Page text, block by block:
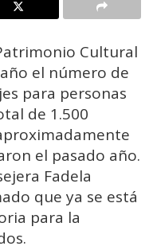
Cultural
el número de
para personas
de 1.500
el pasado año.
Fadela
que ya se está
para la